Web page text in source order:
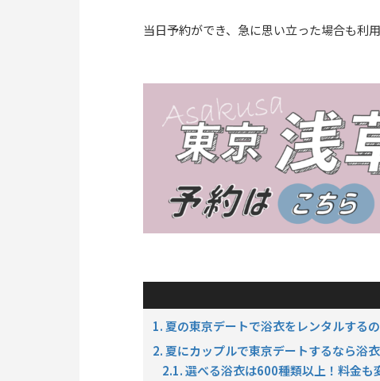
当日予約ができ、急に思い立った場合も利
1. 夏の東京デートで浴衣をレンタルする
2. 夏にカップルで東京デートするなら浴
2.1. 選べる浴衣は600種類以上！料金